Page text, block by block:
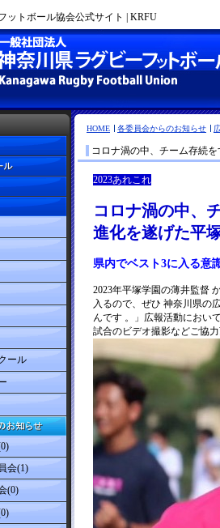
ットボール協会公式サイト | KRFU
HOME 各委員会からのお知らせ
コロナ渦の中、チーム存続
ール
会(1)
(0)